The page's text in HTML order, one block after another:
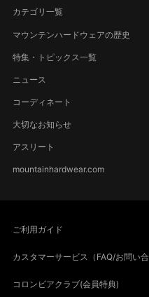
カテゴリ一覧
マウンテンハードウェアの歴史
特集・トピックス一覧
ニュース
コーディネート
大切なお知らせ
アスリート
mountainhardwear.com
ご利用ガイド
カスタマーサービス（FAQ/お問い合
コロンビアクラブ(会員特典)